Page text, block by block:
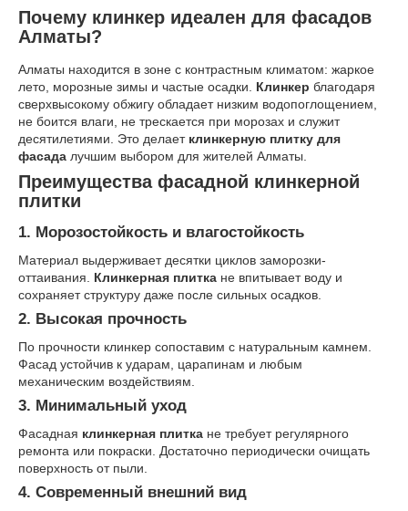
Почему клинкер идеален для фасадов
Алматы?
Алматы находится в зоне с контрастным климатом: жаркое
лето, морозные зимы и частые осадки. Клинкер благодаря
сверхвысокому обжигу обладает низким водопоглощением,
не боится влаги, не трескается при морозах и служит
десятилетиями. Это делает клинкерную плитку для
фасада лучшим выбором для жителей Алматы.
Преимущества фасадной клинкерной
плитки
1. Морозостойкость и влагостойкость
Материал выдерживает десятки циклов заморозки-
оттаивания. Клинкерная плитка не впитывает воду и
сохраняет структуру даже после сильных осадков.
2. Высокая прочность
По прочности клинкер сопоставим с натуральным камнем.
Фасад устойчив к ударам, царапинам и любым
механическим воздействиям.
3. Минимальный уход
Фасадная клинкерная плитка не требует регулярного
ремонта или покраски. Достаточно периодически очищать
поверхность от пыли.
4. Современный внешний вид